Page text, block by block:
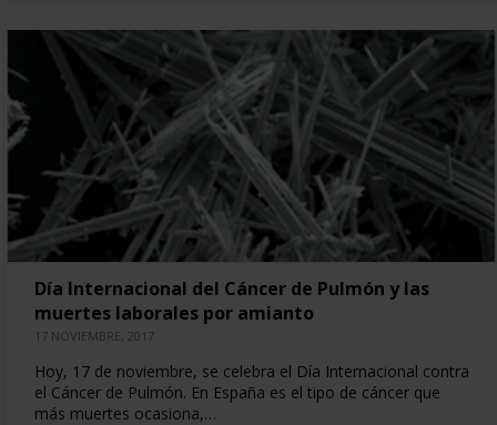
Día Internacional del Cáncer de Pulmón y las
muertes laborales por amianto
17 NOVIEMBRE, 2017
Hoy, 17 de noviembre, se celebra el Día Internacional contra
el Cáncer de Pulmón. En España es el tipo de cáncer que
más muertes ocasiona,…